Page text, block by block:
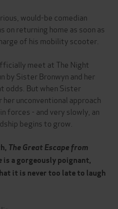
would-be comedian
on returning home as soon as
of his mobility scooter.
meet at The Night
by Sister Bronwyn and her
odds. But when Sister
unconventional approach
forces - and very slowly, an
begins to grow.
The Great Escape from
is a gorgeously poignant,
it is never too late to laugh